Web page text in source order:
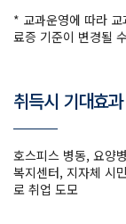
* 교과운영에 따라
료증 기준이 변경될
취득시 기대효과
호스피스 병동, 요양
복지센터, 지자체 시
로 취업 도모